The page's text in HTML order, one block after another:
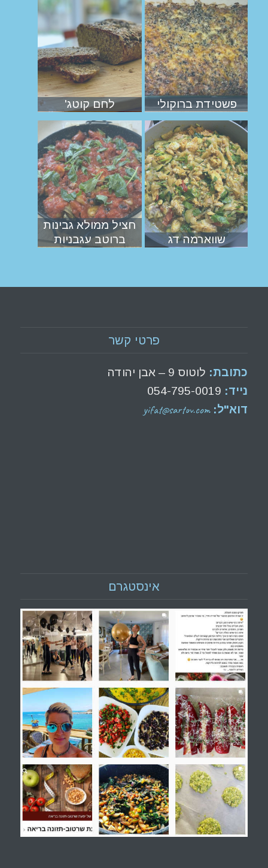
פשטידת ברוקולי לחם קוטג'
שווארמה דג
חציל ממולא גבינות
ברוטב עגבניות
פרטי קשר
כתובת: לוטוס 9 – אבן יהודה
נייד: 054-795-0019
דוא"ל:yifat@sartov.com
אינסטגרם